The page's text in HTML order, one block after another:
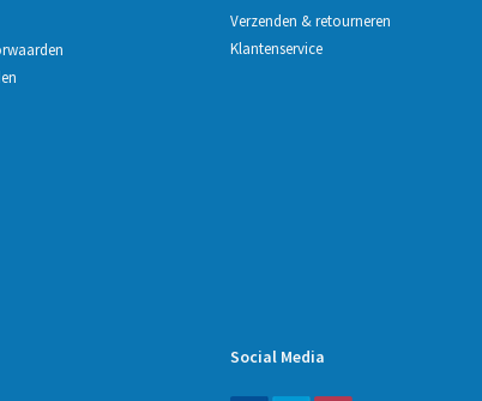
Verzenden & retourneren
Klantenservice
Social Media